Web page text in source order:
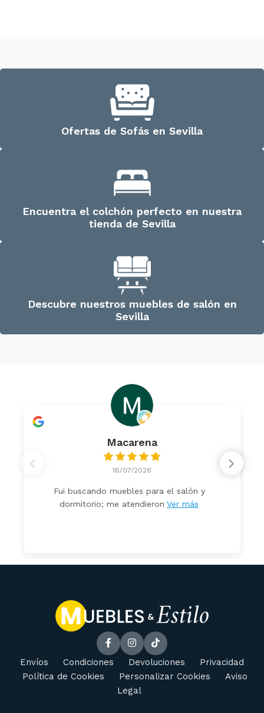
Ofertas de Sofás en Sevilla
Encuentra el colchón perfecto en nuestra
tienda de Sevilla
Descubre nuestros muebles de salón en
Sevilla
Macarena
16/07/2026
Fui buscando muebles para el salón y
dormitorio; me atendieron Ver más
Envíos Condiciones Devoluciones
Privacidad
Política de Cookies
Personalizar Cookies
Aviso
Legal